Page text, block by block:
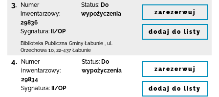
3.
Numer
inwentarzowy:
29836
Sygnatura:
II/OP
Status: Do
wypożyczenia
Biblioteka Publiczna Gminy Łabunie
ul.
Orzechowa 10 22-437 Łabunie
zarezerwuj
dodaj do listy
4.
Numer
inwentarzowy:
29834
Sygnatura:
II/OP
Status: Do
wypożyczenia
zarezerwuj
dodaj do listy